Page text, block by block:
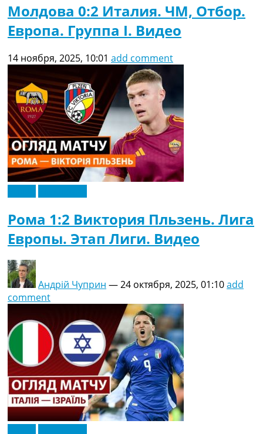
Молдова 0:2 Италия. ЧМ, Отбор.
Европа. Группа I. Видео
14 ноября, 2025, 10:01 add comment
Рома 1:2 Виктория Пльзень. Лига
Европы. Этап Лиги. Видео
Андрій Чуприн —24 октября, 2025, 01:10add
comment